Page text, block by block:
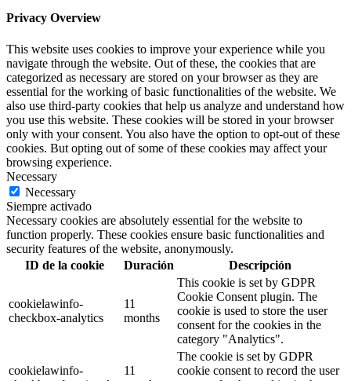
Privacy Overview
This website uses cookies to improve your experience while you
navigate through the website. Out of these, the cookies that are
categorized as necessary are stored on your browser as they are
essential for the working of basic functionalities of the website. We
also use third-party cookies that help us analyze and understand how
you use this website. These cookies will be stored in your browser
only with your consent. You also have the option to opt-out of these
cookies. But opting out of some of these cookies may affect your
browsing experience.
Necessary
Necessary
Siempre activado
Necessary cookies are absolutely essential for the website to
function properly. These cookies ensure basic functionalities and
security features of the website, anonymously.
ID de la cookie
Duración Descripción
cookielawinfo-
checkbox-analytics
11
months
This cookie is set by GDPR
Cookie Consent plugin. The
cookie is used to store the user
consent for the cookies in the
category "Analytics".
cookielawinfo-
11
The cookie is set by GDPR
cookie consent to record the user